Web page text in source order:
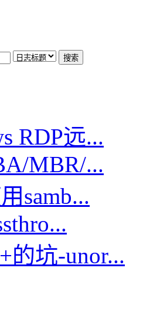
RDP远...
MBR/...
samb...
的坑-unor...